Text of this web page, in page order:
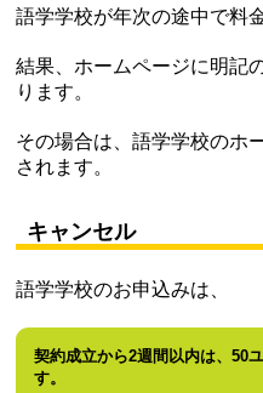
語学学校が年次の途中で料
結果、ホームページに明記
ります。
その場合は、語学学校のホ
されます。
キャンセル
語学学校のお申込みは、
契約成立から2週間以内は、50
す。